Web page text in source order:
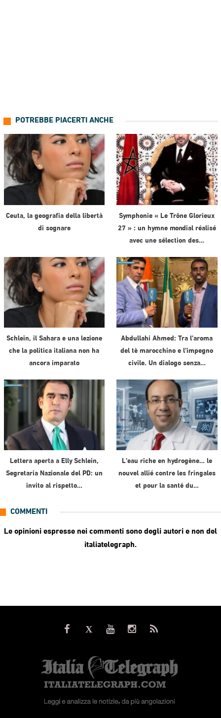
POTREBBE PIACERTI ANCHE
Ceuta, la geografia della libertà
di sognare
Symphonie « Le Trône Glorieux
27 » : un hymne mondial réalisé
avec une sélection des…
Schlein, il Sahara e una lezione
che la politica italiana non ha
ancora imparato
Abdullahi Ahmed: Tra l’aroma
del tè marocchino e l’impegno
civile. Un dialogo senza…
Lettera aperta a Elly Schlein,
Segretaria Nazionale del PD: un
invito al rispetto…
L’eau riche en hydrogène… le
nouvel allié contre les fringales
et pour la santé du…
COMMENTI
Le opinioni espresse nei commenti sono degli autori e non del
italiatelegraph.